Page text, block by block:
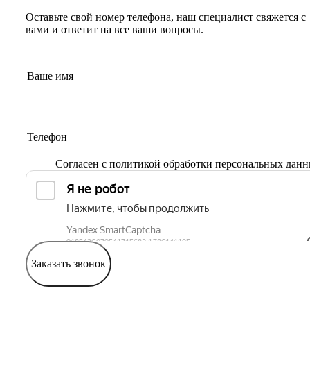
Оставьте свой номер телефона, наш специалист свяжется с
вами и ответит на все ваши вопросы.
Согласен с политикой обработки персональных
Заказать звонок